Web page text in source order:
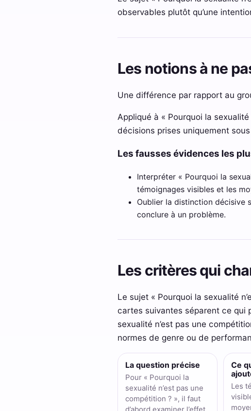
observables plutôt qu’une
Les notions à ne
Une différence par rapport au
Appliqué à « Pourquoi la
décisions prises uniquement
Les fausses évidences les
Interpréter « Pourquoi la
témoignages visibles et les
Oublier la distinction décisive
conclure à un problème.
Les critères qui
Le sujet « Pourquoi la sexualité
cartes suivantes séparent ce qui
sexualité n’est pas une
normes de genre ou de
La question précise
Pour « Pourquoi la
sexualité n’est pas une
compétition ? », il faut
Ce
Les